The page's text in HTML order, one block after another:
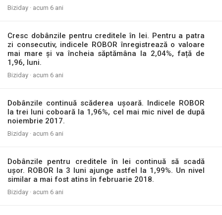
Biziday · acum 6 ani
Cresc dobânzile pentru creditele în lei. Pentru a patra
zi consecutiv, indicele ROBOR înregistrează o valoare
mai mare și va încheia săptămâna la 2,04%, față de
1,96, luni.
Biziday · acum 6 ani
Dobânzile continuă scăderea ușoară. Indicele ROBOR
la trei luni coboară la 1,96%, cel mai mic nivel de după
noiembrie 2017.
Biziday · acum 6 ani
Dobânzile pentru creditele în lei continuă să scadă
ușor. ROBOR la 3 luni ajunge astfel la 1,99%. Un nivel
similar a mai fost atins în februarie 2018.
Biziday · acum 6 ani